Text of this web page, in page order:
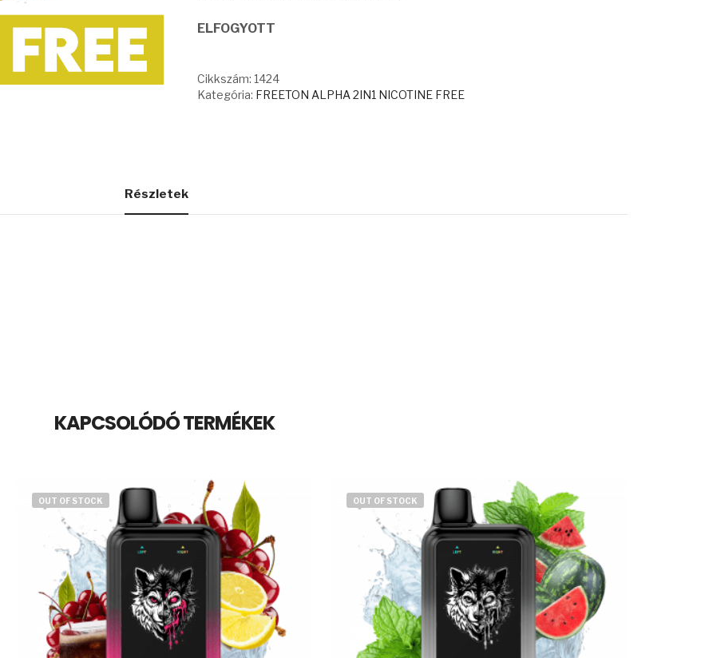
ELFOGYOTT
Cikkszám:1424
Kategória: FREETON ALPHA 2IN1 NICOTINE FREE
Részletek
KAPCSOLÓDÓ TERMÉKEK
OUT OF STOCK OUT OF STOCK